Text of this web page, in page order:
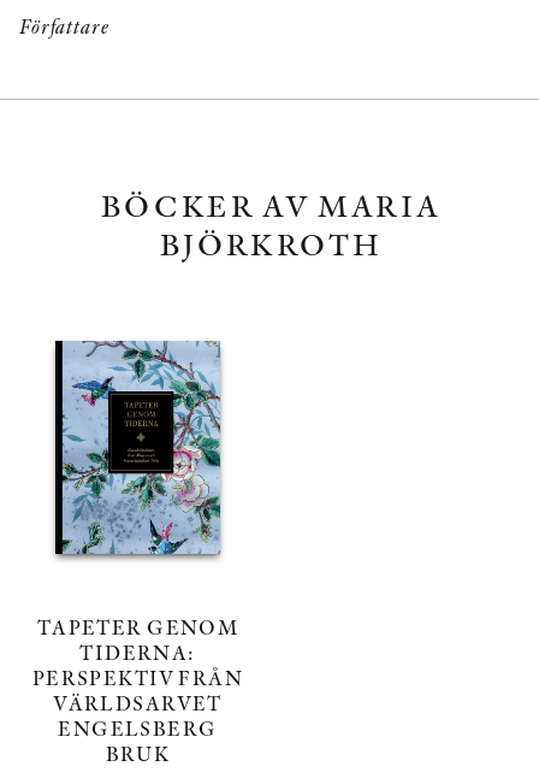
Författare
BÖCKER AV MARIA
BJÖRKROTH
TAPETER GENOM
TIDERNA:
PERSPEKTIV FRÅN
VÄRLDSARVET
ENGELSBERG
BRUK